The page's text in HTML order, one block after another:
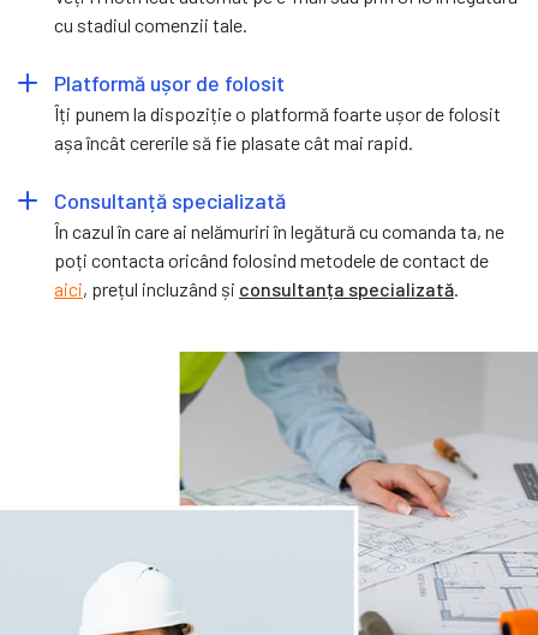
cu stadiul comenzii tale.
Platformă ușor de folosit
Îți punem la dispoziție o platformă foarte ușor de folosit
așa încât cererile să fie plasate cât mai rapid.
Consultanță specializată
În cazul în care ai nelămuriri în legătură cu comanda ta, ne
poți contacta oricând folosind metodele de contact de
aici, prețul incluzând și consultanța specializată.